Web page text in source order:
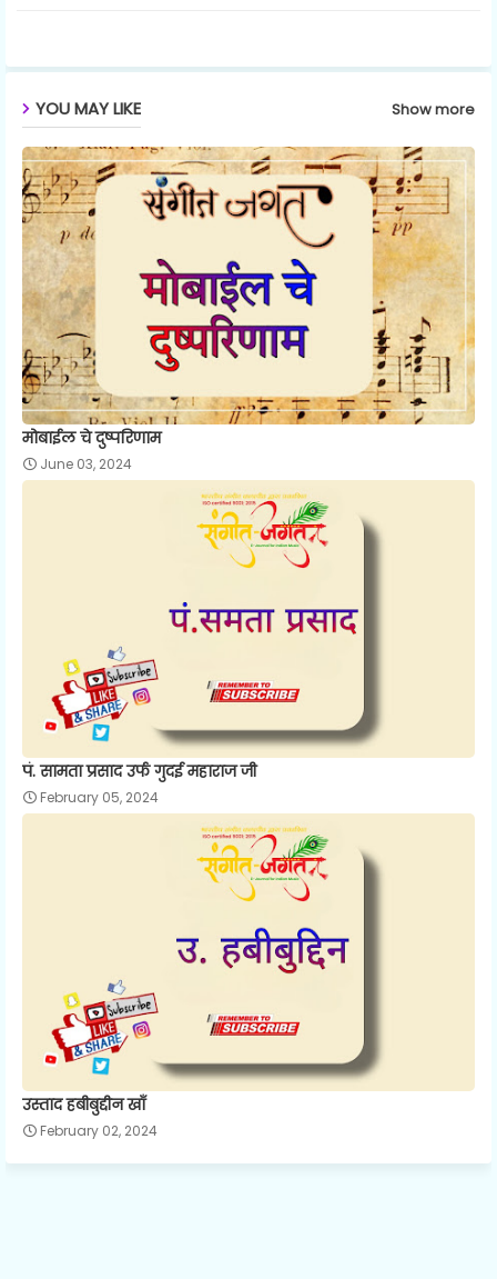
p
YOU MAY LIKE Show more
मोबाईल चे दुष्परिणाम
June 03, 2024
पं. सामता प्रसाद उर्फ गुदई महाराज जी
February 05, 2024
उस्ताद हबीबुद्दीन खाँ
February 02, 2024